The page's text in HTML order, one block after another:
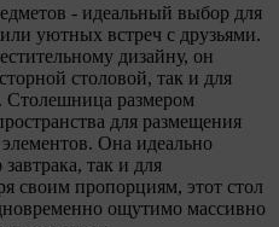
- идеальный выбор для
уютных встреч с друзьями.
дизайну, он
столовой, так и для
Столешница размером
для размещения
Она идеально
так и для
своим пропорциям, этот стол
ощутимо массивно